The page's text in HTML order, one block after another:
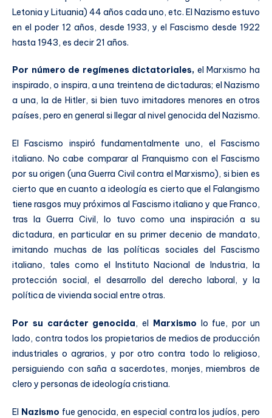
Letonia y Lituania) 44 años cada uno, etc. El Nazismo estuvo
en el poder 12 años, desde 1933, y el Fascismo desde 1922
hasta 1943, es decir 21 años.
Por número de regímenes dictatoriales, el Marxismo ha
inspirado, o inspira, a una treintena de dictaduras; el Nazismo
a una, la de Hitler, si bien tuvo imitadores menores en otros
países, pero en general si llegar al nivel genocida del Nazismo.
El Fascismo inspiró fundamentalmente uno, el Fascismo
italiano. No cabe comparar al Franquismo con el Fascismo
por su origen (una Guerra Civil contra el Marxismo), si bien es
cierto que en cuanto a ideología es cierto que el Falangismo
tiene rasgos muy próximos al Fascismo italiano y que Franco,
tras la Guerra Civil, lo tuvo como una inspiración a su
dictadura, en particular en su primer decenio de mandato,
imitando muchas de las políticas sociales del Fascismo
italiano, tales como el Instituto Nacional de Industria, la
protección social, el desarrollo del derecho laboral, y la
política de vivienda social entre otras.
Por su carácter genocida, el Marxismo lo fue, por un
lado, contra todos los propietarios de medios de producción
industriales o agrarios, y por otro contra todo lo religioso,
persiguiendo con saña a sacerdotes, monjes, miembros de
clero y personas de ideología cristiana.
El Nazismo fue genocida, en especial contra los judíos, pero